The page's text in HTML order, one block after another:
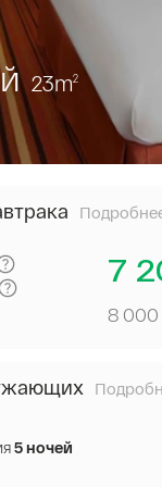
23m2
нашем
дня.
7
8 000
5 ночей